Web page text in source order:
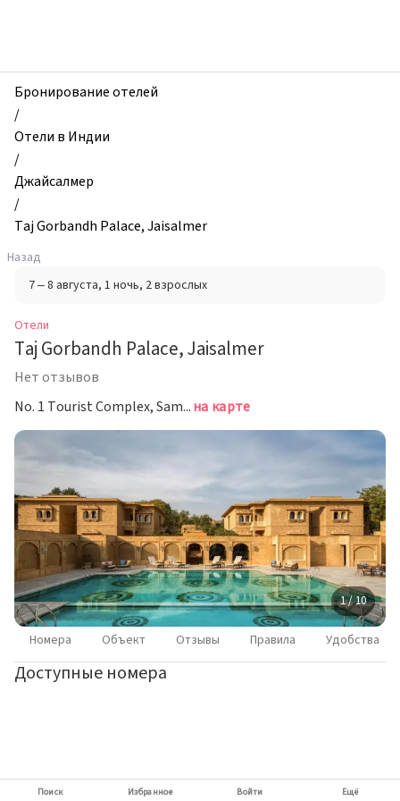
Taj
Gorbandh
Palace,
Jaisalmer,
Джайсалмер,
Индия
Бронирование отелей
/
Отели в Индии
/
Джайсалмер
/
Taj Gorbandh Palace, Jaisalmer
Назад
7 – 8 августа, 1 ночь, 2 взрослых
Отели
Taj Gorbandh Palace, Jaisalmer
Нет отзывов
No. 1 Tourist Complex, Sam Road, Джайсалмерна карте
1 / 10
Номера Объект Отзывы Правила Удобства
Доступные номера
Поиск Избранное Войти Ещё